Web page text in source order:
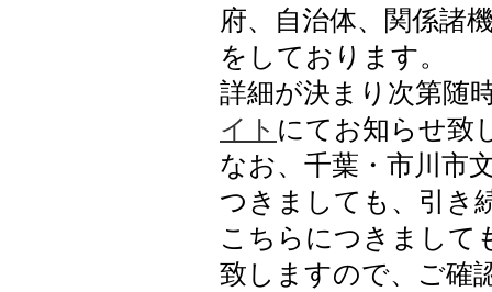
府、自治体、関係諸
をしております。
詳細が決まり次第随
イト にてお知らせ致
なお、千葉・市川市
つきましても、引き
こちらにつきまして
致しますので、ご確